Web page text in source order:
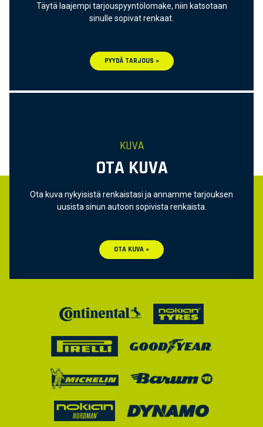
Täytä laajempi tarjouspyyntölomake, niin katsotaan
sinulle sopivat renkaat.
PYYDÄ TARJOUS »
KUVA
OTA KUVA
Ota kuva nykyisistä renkaistasi ja annamme tarjouksen
uusista sinun autoon sopivista renkaista.
OTA KUVA »